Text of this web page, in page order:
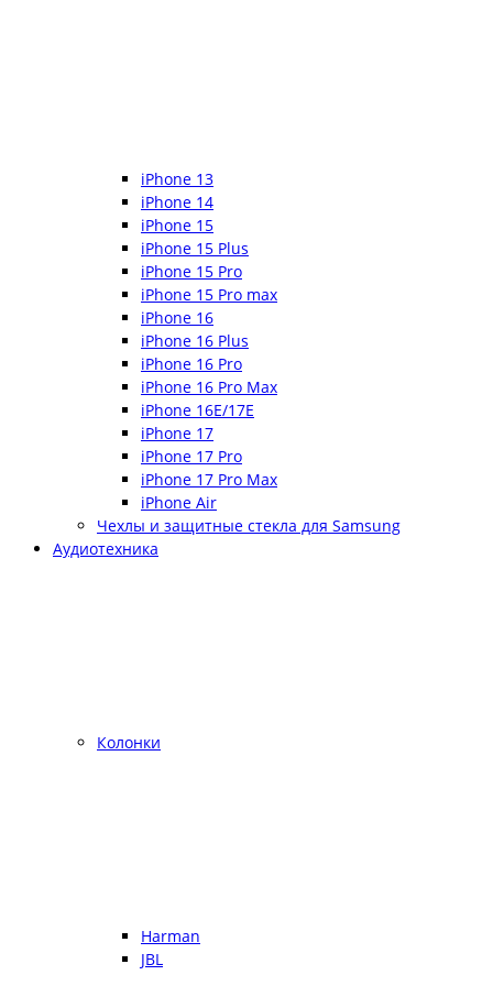
iPhone 13
iPhone 14
iPhone 15
iPhone 15 Plus
iPhone 15 Pro
iPhone 15 Pro max
iPhone 16
iPhone 16 Plus
iPhone 16 Pro
iPhone 16 Pro Max
iPhone 16E/17E
iPhone 17
iPhone 17 Pro
iPhone 17 Pro Max
iPhone Air
Чехлы и защитные стекла для Samsung
Аудиотехника
Колонки
Harman
JBL